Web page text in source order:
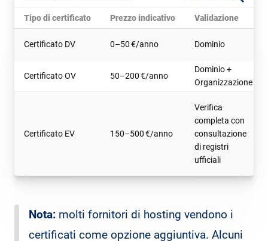
Tipo di certificato Prezzo indicativo Validazione
Certificato DV 0–50 €/anno Dominio
Certificato OV 50–200 €/anno
Dominio +
Organizzazione
Certificato EV 150–500 €/anno
Verifica
completa con
consultazione
di registri
ufficiali
Nota: molti fornitori di hosting vendono i
certificati come opzione aggiuntiva. Alcuni